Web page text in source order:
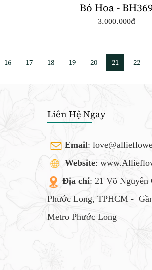
Bó Hoa -
3.000.000đ
16 17 18 19 20 21 22
Liên Hệ Ngay
Email:
Website:
Địa chỉ: 21 Võ Nguyên
Phước Long, TPHCM -
Metro Phước Long